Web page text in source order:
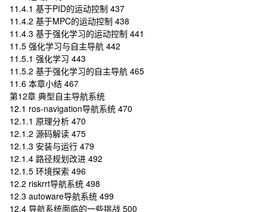
11.4.1 基于PID的运动控制 437
11.4.2 基于MPC的运动控制 438
11.4.3 基于强化学习的运动控制 441
11.5 强化学习与自主导航 442
11.5.1 强化学习 443
11.5.2 基于强化学习的自主导航 465
11.6 本章小结 467
第12章 典型自主导航系统
12.1 ros-navigation导航系统 470
12.1.1 原理分析 470
12.1.2 源码解读 475
12.1.3 安装与运行 479
12.1.4 路径规划改进 492
12.1.5 环境探索 496
12.2 riskrrt导航系统 498
12.3 autoware导航系统 499
12.4 导航系统面临的一些挑战 500